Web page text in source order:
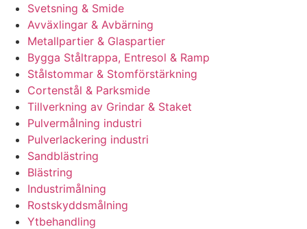
Svetsning & Smide
Avväxlingar & Avbärning
Metallpartier & Glaspartier
Bygga Ståltrappa, Entresol & Ramp
Stålstommar & Stomförstärkning
Cortenstål & Parksmide
Tillverkning av Grindar & Staket
Pulvermålning industri
Pulverlackering industri
Sandblästring
Blästring
Industrimålning
Rostskyddsmålning
Ytbehandling